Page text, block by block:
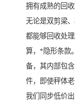
拥有成熟的回
无论是双剪梁
都能够回收处
算，*隐形条款
备，其内部包
件，即使秤体
我们同步低价